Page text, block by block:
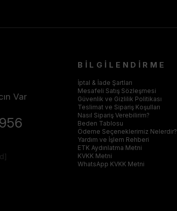
Var
BİLGİLENDİRME
İptal & İade Şartları
Mesafeli Satış Sözleşmesi
Güvenlik ve Gizlilik Politikası
Teslimat ve Sipariş Koşulları
Nasıl Sipariş Verebilirim?
Beden Tablosu
Ödeme Seçeneklerimiz Nelerdir?
Yardım ve İşlem Rehberi
ETK Aydınlatma Metni
KVKK Metni
WhatsApp KVKK Metni